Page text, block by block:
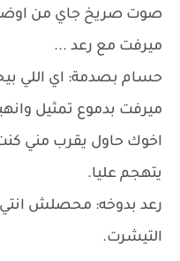
صوت صريخ جاي من
ميرفت مع رعد ...
حسام بصدمة: اي اللي
ميرفت بدموع تمثيل
اخوك حاول يقرب مني
يتهجم عليا.
رعد بدوخه: محصلش انتي
التيشرت.